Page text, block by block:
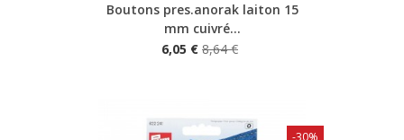
Boutons pres.anorak laiton 15
mm cuivré...
6,05 € 8,64 €